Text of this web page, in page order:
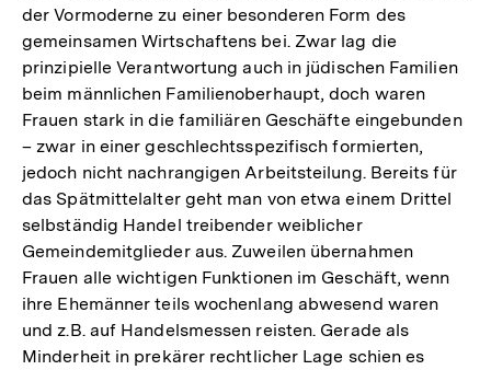
der Vormoderne zu einer besonderen Form des
gemeinsamen Wirtschaftens bei. Zwar lag die
prinzipielle Verantwortung auch in jüdischen Familien
beim männlichen Familienoberhaupt, doch waren
Frauen stark in die familiären Geschäfte eingebunden
– zwar in einer geschlechtsspezifisch formierten,
jedoch nicht nachrangigen Arbeitsteilung. Bereits für
das Spätmittelalter geht man von etwa einem Drittel
selbständig Handel treibender weiblicher
Gemeindemitglieder aus. Zuweilen übernahmen
Frauen alle wichtigen Funktionen im Geschäft, wenn
ihre Ehemänner teils wochenlang abwesend waren
und z.B. auf Handelsmessen reisten. Gerade als
Minderheit in prekärer rechtlicher Lage schien es